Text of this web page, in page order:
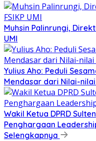
Muhsin Palinrungi,
UMI
Yulius Aho: Peduli
Mendasar dari Nilai-nilai
Wakil Ketua DPRD
Penghargaan
Selengkapnya